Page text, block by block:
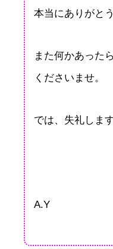
本当にありがと
また何かあった
くださいませ。
では、失礼します
A.Y